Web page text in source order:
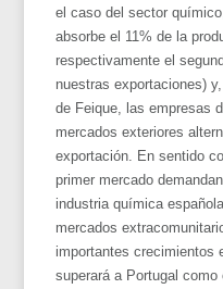
el caso del sector
absorbe el 11% de la
respectivamente el
nuestras exportaciones)
de Feique, las empresas
mercados exteriores
exportación. En sentido
primer mercado
industria química
mercados
importantes crecimientos
superará a Portugal